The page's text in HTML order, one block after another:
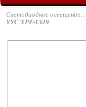
Светодиодное освещение
YYC XPZ-1329